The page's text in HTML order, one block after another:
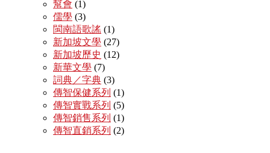
幫會 (1)
儒學 (3)
閩南語歌謠 (1)
新加坡文學 (27)
新加坡歷史 (12)
新華文學 (7)
詞典／字典 (3)
傳智保健系列 (1)
傳智實戰系列 (5)
傳智銷售系列 (1)
傳智直銷系列 (2)